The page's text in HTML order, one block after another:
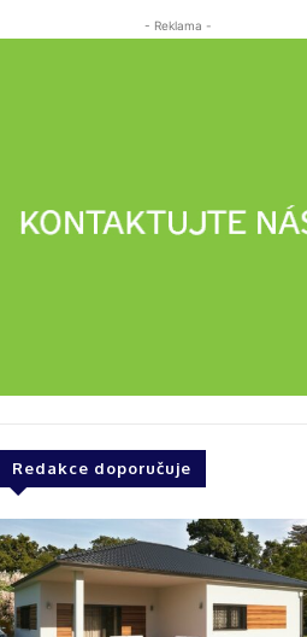
- Reklama -
Redakce doporučuje